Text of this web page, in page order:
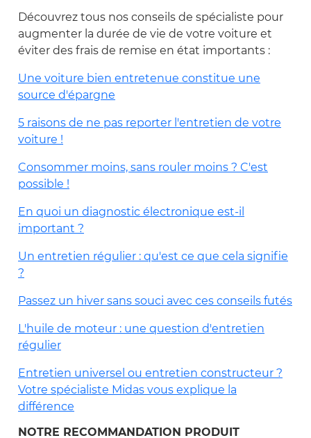
Découvrez tous nos conseils de spécialiste pour
augmenter la durée de vie de votre voiture et
éviter des frais de remise en état importants :
Une voiture bien entretenue constitue une
source d'épargne
5 raisons de ne pas reporter l'entretien de votre
voiture !
Consommer moins, sans rouler moins ? C'est
possible !
En quoi un diagnostic électronique est-il
important ?
Un entretien régulier : qu'est ce que cela signifie
?
Passez un hiver sans souci avec ces conseils futés
L'huile de moteur : une question d'entretien
régulier
Entretien universel ou entretien constructeur ?
Votre spécialiste Midas vous explique la
différence
NOTRE RECOMMANDATION PRODUIT